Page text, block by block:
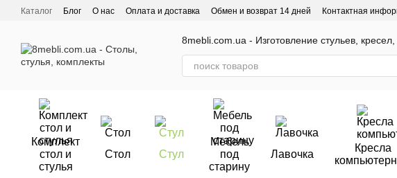
Перейти к основному контенту
Каталог Блог О нас Оплата и доставка Обмен и возврат 14 дней Контактная
8mebli.com.ua - Изготовление стульев,
Комплект
стол и
стулья
Стол Стул
Мебель
под
старину
Лавочка
Кресла